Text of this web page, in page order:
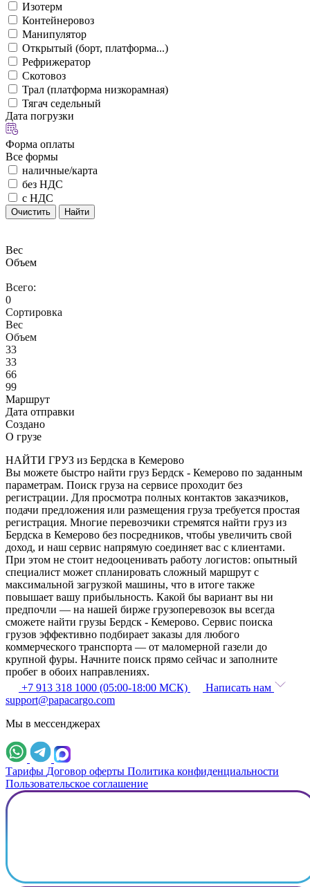
Изотерм
Контейнеровоз
Манипулятор
Открытый (борт, платформа...)
Рефрижератор
Скотовоз
Трал (платформа низкорамная)
Тягач седельный
Дата погрузки
Форма оплаты
Все формы
наличные/карта
без НДС
с НДС
Очистить Найти
Вес
Объем
Всего:
0
Сортировка
Вес
Объем
33
33
66
99
Маршрут
Дата отправки
Создано
О грузе
НАЙТИ ГРУЗ из Бердска в Кемерово
Вы можете быстро найти груз Бердск - Кемерово по заданным
параметрам. Поиск груза на сервисе проходит без
регистрации. Для просмотра полных контактов заказчиков,
подачи предложения или размещения груза требуется простая
регистрация. Многие перевозчики стремятся найти груз из
Бердска в Кемерово без посредников, чтобы увеличить свой
доход, и наш сервис напрямую соединяет вас с клиентами.
При этом не стоит недооценивать работу логистов: опытный
специалист может спланировать сложный маршрут с
максимальной загрузкой машины, что в итоге также
повышает вашу прибыльность. Какой бы вариант вы ни
предпочли — на нашей бирже грузоперевозок вы всегда
сможете найти грузы Бердск - Кемерово. Сервис поиска
грузов эффективно подбирает заказы для любого
коммерческого транспорта — от маломерной газели до
крупной фуры. Начните поиск прямо сейчас и заполните
пробег в обоих направлениях.
+7 913 318 1000 (05:00-18:00 МСК)
Написать нам
support@papacargo.com
Мы в мессенджерах
Тарифы Договор оферты Политика конфиденциальности
Пользовательское соглашение